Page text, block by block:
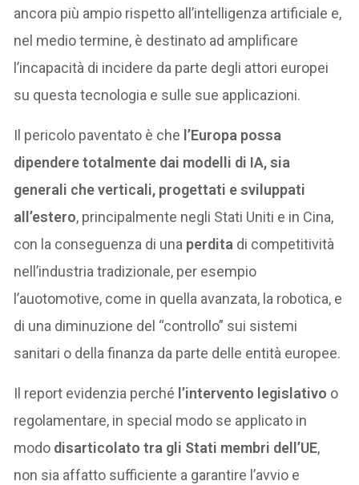
ancora più ampio rispetto all’intelligenza artificiale e,
nel medio termine, è destinato ad amplificare
l’incapacità di incidere da parte degli attori europei
su questa tecnologia e sulle sue applicazioni.
Il pericolo paventato è che l’Europa possa
dipendere totalmente dai modelli di IA, sia
generali che verticali, progettati e sviluppati
all’estero, principalmente negli Stati Uniti e in Cina,
con la conseguenza di una perdita di competitività
nell’industria tradizionale, per esempio
l’auotomotive, come in quella avanzata, la robotica, e
di una diminuzione del “controllo” sui sistemi
sanitari o della finanza da parte delle entità europee.
Il report evidenzia perché l’intervento legislativo o
regolamentare, in special modo se applicato in
modo disarticolato tra gli Stati membri dell’UE,
non sia affatto sufficiente a garantire l’avvio e